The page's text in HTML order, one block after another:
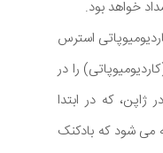
خواهد بود.
استرس
را در
ژاپن، که در ابتدا
شود که بادکنک